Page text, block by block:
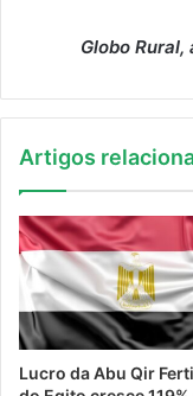
Globo
Artigos
Lucro da Abu Qir